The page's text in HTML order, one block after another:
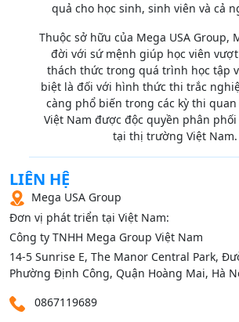
quả cho học sinh, sinh viên và cả
Thuộc sở hữu của Mega USA Group,
đời với sứ mệnh giúp học viên
thách thức trong quá trình học tập
biệt là đối với hình thức thi trắc
càng phổ biến trong các kỳ thi
Việt Nam được độc quyền phân
tại thị trường Việt Nam.
LIÊN HỆ
Mega USA Group
Đơn vị phát triển tại Việt Nam:
Công ty TNHH Mega Group Việt Nam
14‑5 Sunrise E, The Manor Central Park,
Phường Định Công, Quận Hoàng Mai, Hà
0867119689